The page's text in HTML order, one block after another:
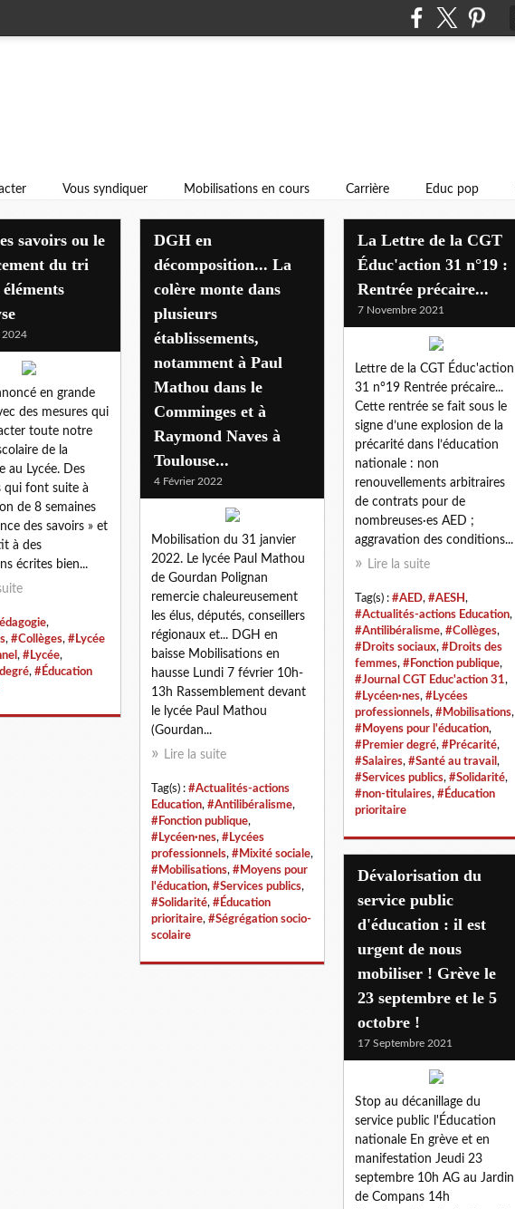
Vous syndiquer Mobilisations en cours Carrière Educ pop
savoirs ou le
du tri
2024
en grande
des mesures qui
toute notre
de la
au Lycée. Des
qui font suite à
de 8 semaines
des savoirs » et
à des
écrites bien...
,
, #Collèges, #Lycée
, #Lycée,
, #Éducation
DGH en
décomposition... La
colère monte dans
plusieurs
établissements,
notamment à Paul
Mathou dans le
Comminges et à
Raymond Naves à
Toulouse...
4 Février 2022
Mobilisation du 31 janvier
2022. Le lycée Paul Mathou
de Gourdan Polignan
remercie chaleureusement
les élus, députés, conseillers
régionaux et... DGH en
baisse Mobilisations en
hausse Lundi 7 février 10h-
13h Rassemblement devant
le lycée Paul Mathou
(Gourdan...
Lire la suite
Tag(s) : #Actualités-actions
Education, #Antilibéralisme,
#Fonction publique,
#Lycéen·nes, #Lycées
professionnels, #Mixité sociale,
#Mobilisations, #Moyens pour
l'éducation, #Services publics,
#Solidarité, #Éducation
prioritaire, #Ségrégation socio-
scolaire
La Lettre de la CGT
Éduc'action 31 n°19 :
Rentrée précaire...
7 Novembre 2021
Lettre de la CGT Éduc'action
31 n°19 Rentrée précaire...
Cette rentrée se fait sous le
signe d’une explosion de la
précarité dans l’éducation
nationale : non
renouvellements arbitraires
de contrats pour de
nombreuses·es AED ;
aggravation des conditions...
Lire la suite
Tag(s) : #AED, #AESH,
#Actualités-actions Education,
#Antilibéralisme, #Collèges,
#Droits sociaux, #Droits des
femmes, #Fonction publique,
#Journal CGT Educ'action 31,
#Lycéen·nes, #Lycées
professionnels, #Mobilisations,
#Moyens pour l'éducation,
#Premier degré, #Précarité,
#Salaires, #Santé au travail ,
#Services publics, #Solidarité,
#non-titulaires, #Éducation
prioritaire
Dévalorisation du
service public
d'éducation : il est
urgent de nous
mobiliser ! Grève le
23 septembre et le 5
octobre !
17 Septembre 2021
Stop au décanillage du
service public l'Éducation
nationale En grève et en
manifestation Jeudi 23
septembre 10h AG au Jardin
de Compans 14h